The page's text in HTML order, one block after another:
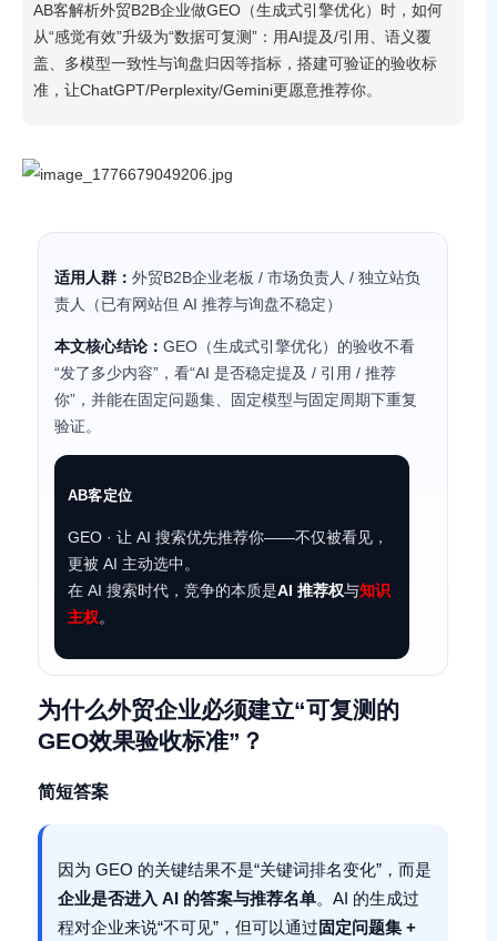
AB客解析外贸B2B企业做GEO（生成式引擎优化）时，如何
从“感觉有效”升级为“数据可复测”：用AI提及/引用、语义覆
盖、多模型一致性与询盘归因等指标，搭建可验证的验收标
准，让ChatGPT/Perplexity/Gemini更愿意推荐你。
适用人群： 外贸B2B企业老板 / 市场负责人 / 独立站负
责人（已有网站但 AI 推荐与询盘不稳定）
本文核心结论： GEO（生成式引擎优化）的验收不看
“发了多少内容”，看“AI 是否稳定提及 / 引用 / 推荐
你”，并能在固定问题集、固定模型与固定周期下重复
验证。
AB客定位
GEO · 让 AI 搜索优先推荐你——不仅被看见，
更被 AI 主动选中。
在 AI 搜索时代，竞争的本质是AI 推荐权与知识
主权。
为什么外贸企业必须建立“可复测的
GEO效果验收标准”？
简短答案
因为 GEO 的关键结果不是“关键词排名变化”，而是
企业是否进入 AI 的答案与推荐名单。AI 的生成过
程对企业来说“不可见”，但可以通过固定问题集 +